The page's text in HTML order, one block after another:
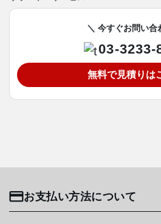
＼ 今すぐお問い合
03-3233-
無料で見積りは
お支払い方法について